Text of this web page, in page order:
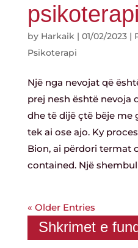
by Harkaik| 01/02/2023|
Psikoterapi
Një nga nevojat që
prej nesh është nevoja
dhe të dijë çtë bëje me
tek ai ose ajo. Ky
Bion, ai përdori termat
contained. Një
« Older Entries
Shkrimet e